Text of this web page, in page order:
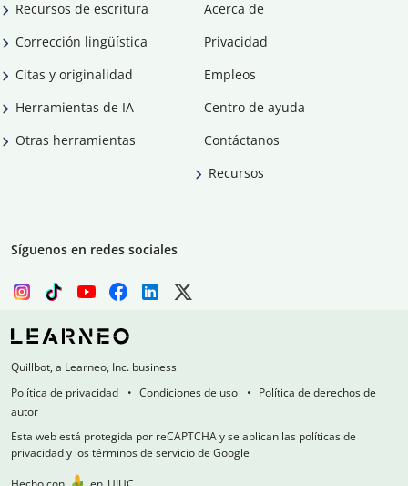
Recursos de escritura
Corrección lingüística
Citas y originalidad
Herramientas de IA
Otras herramientas
Acerca de
Privacidad
Empleos
Centro de ayuda
Contáctanos
Recursos
Síguenos en redes sociales
Quillbot, a Learneo, Inc. business
Política de privacidad
Condiciones de uso
Política de derechos de
autor
Esta web está protegida por reCAPTCHA y se aplican las políticas de
privacidad y los términos de servicio de Google